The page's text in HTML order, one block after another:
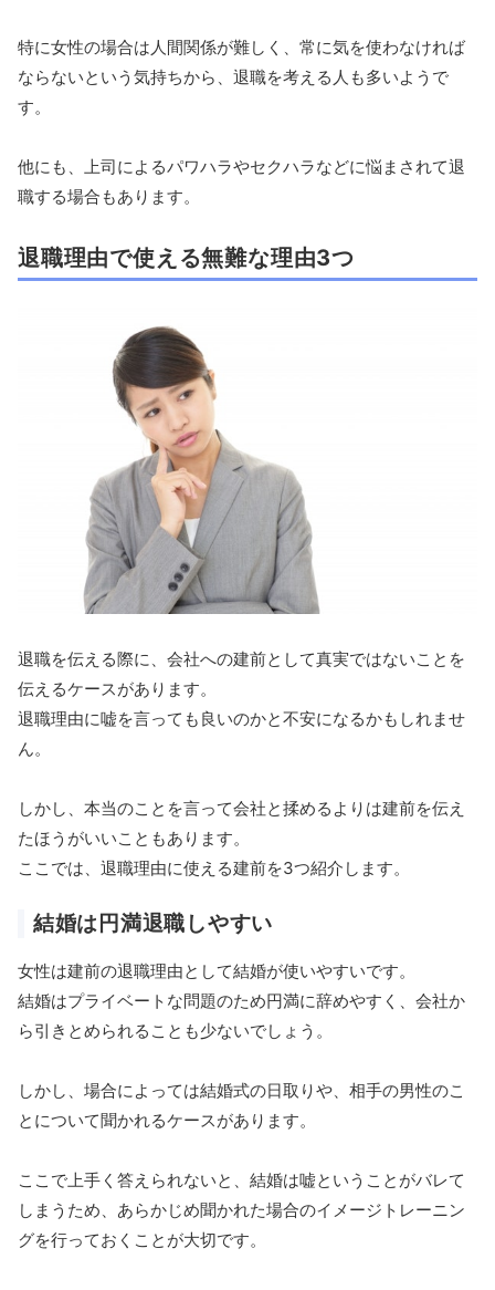
特に女性の場合は人間関係が難しく、常に気を使わなければ
ならないという気持ちから、退職を考える人も多いようで
す。
他にも、上司によるパワハラやセクハラなどに悩まされて退
職する場合もあります。
退職理由で使える無難な理由3つ
退職を伝える際に、会社への建前として真実ではないことを
伝えるケースがあります。
退職理由に嘘を言っても良いのかと不安になるかもしれませ
ん。
しかし、本当のことを言って会社と揉めるよりは建前を伝え
たほうがいいこともあります。
ここでは、退職理由に使える建前を3つ紹介します。
結婚は円満退職しやすい
女性は建前の退職理由として結婚が使いやすいです。
結婚はプライベートな問題のため円満に辞めやすく、会社か
ら引きとめられることも少ないでしょう。
しかし、場合によっては結婚式の日取りや、相手の男性のこ
とについて聞かれるケースがあります。
ここで上手く答えられないと、結婚は嘘ということがバレて
しまうため、あらかじめ聞かれた場合のイメージトレーニン
グを行っておくことが大切です。